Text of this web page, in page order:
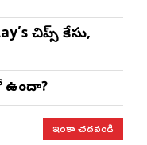
చిప్స్‌ కేసు,
ఉందా?
ఇంకా చదవండి